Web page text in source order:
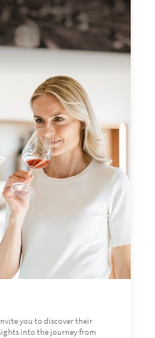
you to discover their
into the journey from